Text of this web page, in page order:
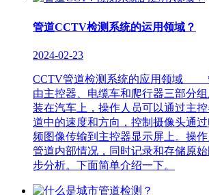
管道CCTV检测系统的运用领域？
2024-02-23
CCTV管道检测系统的应用领域
由主控器、电缆车和爬行器三部分
装在汽车上，操作人员可以通过主
道中的速度和方向，控制摄像头通
频图像传输到主控器显示屏上。操
管道内部情况，同时记录和存储原
步分析。下面简单介绍一下。